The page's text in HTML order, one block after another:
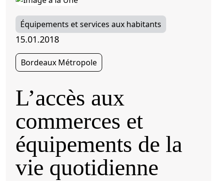
Équipements et services aux habitants
15.01.2018
Bordeaux Métropole
L’accès aux
commerces et
équipements de la
vie quotidienne